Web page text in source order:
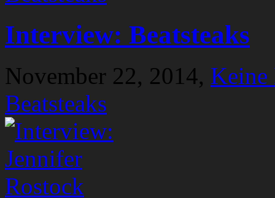
Interview: Beatsteaks
November 22, 2014, Keine
Beatsteaks